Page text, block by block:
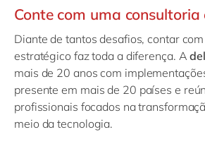
Conte com uma
Diante de tantos desafios, contar
estratégico faz toda a diferença. A
mais de 20 anos com
presente em mais de 20 países e
profissionais focados na
meio da tecnologia.